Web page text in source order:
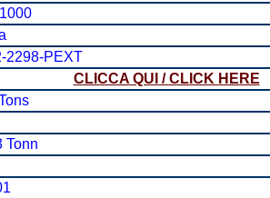
2298-PEXT
CLICCA QUI / CLICK HERE
Tonn